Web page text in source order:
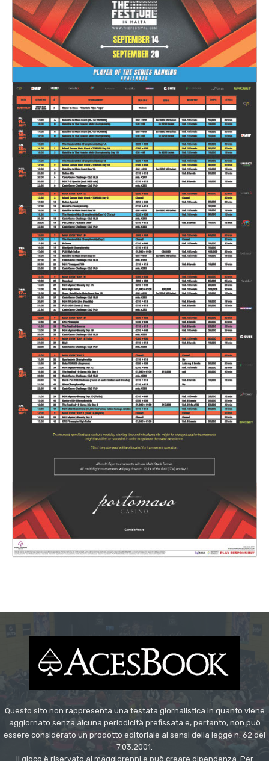
Questo sito non rappresenta una testata giornalistica in quanto viene
aggiornato senza alcuna periodicità prefissata e, pertanto, non può
essere considerato un prodotto editoriale ai sensi della legge n. 62 del
7.03.2001.
Il gioco è riservato ai maggiorenni e può creare dipendenza. Per